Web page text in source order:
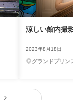
涼しい館内撮
2023年8月18日
グランドプリン